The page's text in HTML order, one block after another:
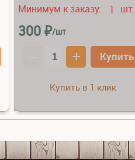
Минимум к заказу: 1 шт.
300₽/шт
+ Купить
Купить в 1 клик